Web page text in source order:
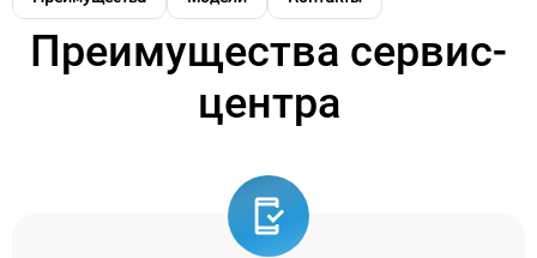
Преимущества сервис-
центра